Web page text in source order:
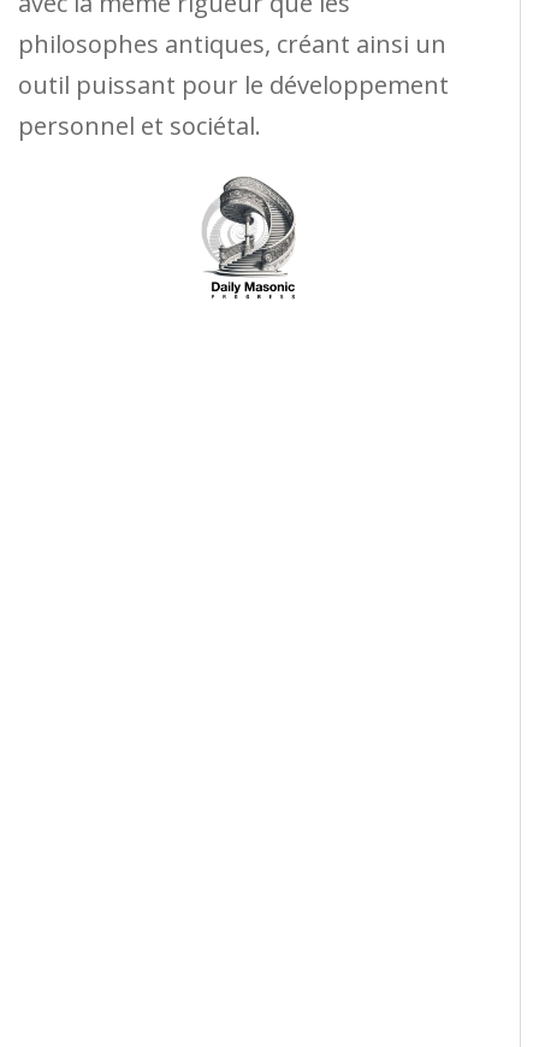
philosophes antiques, créant ainsi un
outil puissant pour le développement
personnel et sociétal.